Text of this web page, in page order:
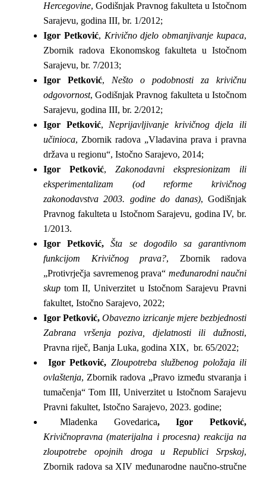
Hercegovine, Godišnjak Pravnog fakulteta u Istočnom
Sarajevu, godina III, br. 1/2012;
Igor Petković, Krivično djelo obmanjivanje kupaca,
Zbornik radova Ekonomskog fakulteta u Istočnom
Sarajevu, br. 7/2013;
Igor Petković, Nešto o podobnosti za krivičnu
odgovornost, Godišnjak Pravnog fakulteta u Istočnom
Sarajevu, godina III, br. 2/2012;
Igor Petković, Neprijavljivanje krivičnog djela ili
učinioca, Zbornik radova „Vladavina prava i pravna
država u regionu“, Istočno Sarajevo, 2014;
Igor Petković, Zakonodavni ekspresionizam ili
eksperimentalizam (od reforme krivičnog
zakonodavstva 2003. godine do danas), Godišnjak
Pravnog fakulteta u Istočnom Sarajevu, godina IV, br.
1/2013.
Igor Petković,Šta se dogodilo sa garantivnom
funkcijom Krivičnog prava?, Zbornik radova
„Protivrječja savremenog prava“ međunarodni naučni
skup tom II, Univerzitet u Istočnom Sarajevu Pravni
fakultet, Istočno Sarajevo, 2022;
Igor Petković, Obavezno izricanje mjere bezbjednosti
Zabrana vršenja poziva, djelatnosti ili dužnosti,
Pravna riječ, Banja Luka, godina XIX, br. 65/2022;
Igor Petković, Zloupotreba službenog položaja ili
ovlaštenja, Zbornik radova „Pravo između stvaranja i
tumačenja“ Tom III, Univerzitet u Istočnom Sarajevu
Pravni fakultet, Istočno Sarajevo, 2023. godine;
Mladenka Govedarica, Igor Petković,
Krivičnopravna (materijalna i procesna) reakcija na
zloupotrebe opojnih droga u Republici Srpskoj,
Zbornik radova sa XIV međunarodne naučno-stručne